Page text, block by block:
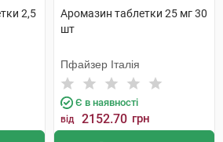
2,5
Аромазин таблетки 25 мг 30
шт
Пфайзер Італія
Є в наявності
від 2152.70 грн